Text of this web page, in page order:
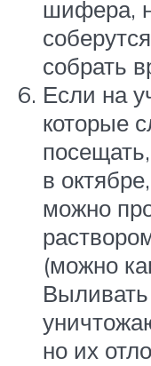
шифера,
собрать
Если на
которые
в
можно
(можно
Выливать
но их